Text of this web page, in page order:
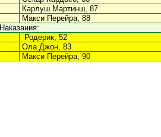
Карлуш Мартинш, 87
Макси Перейра, 88
Наказания:
Родерик, 52
Ола Джон, 83
Макси Перейра, 90